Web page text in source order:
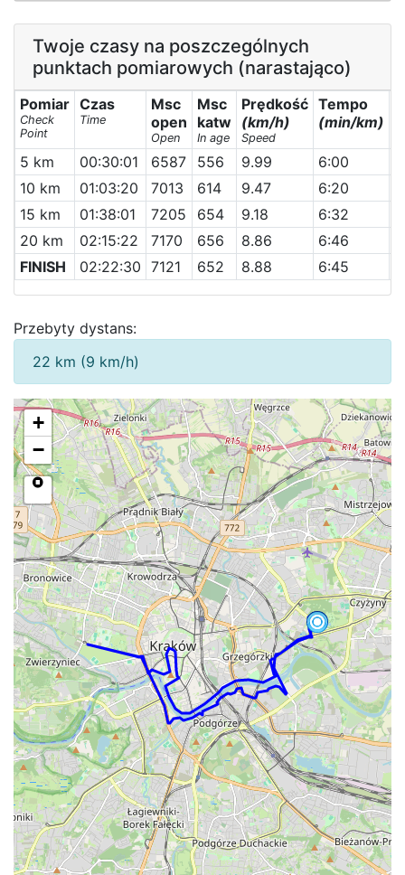
Twoje czasy na poszczególnych
punktach pomiarowych (narastająco)
Pomiar
Check
Point
Czas
Time
Msc
open
Open
Msc
katw
In age
Prędkość
(km/h)
Speed
Tempo
(min/km)
5 km 00:30:01 6587 556 9.99
6:00
10 km
01:03:20 7013 614 9.47
6:20
15 km
01:38:01 7205 654 9.18
6:32
20 km
02:15:22 7170 656 8.86
6:46
FINISH
02:22:30 7121 652 8.88 6:45
Przebyty dystans:
22 km (9 km/h)
+
−